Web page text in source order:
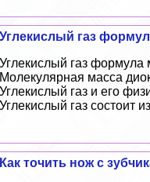
Углекислый газ
Углекислый газ формула
Молекулярная масса
Углекислый газ и его
Углекислый газ состоит
Как точить нож с